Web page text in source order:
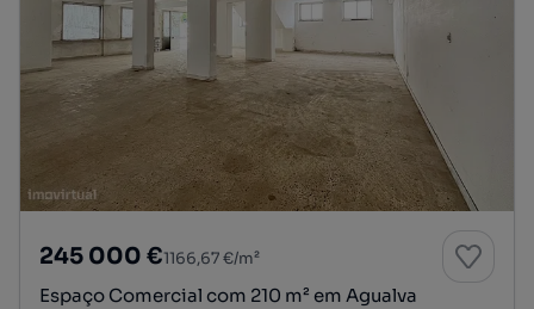
245 000 €1166,67 €/m²
Espaço Comercial com 210 m² em Agualva